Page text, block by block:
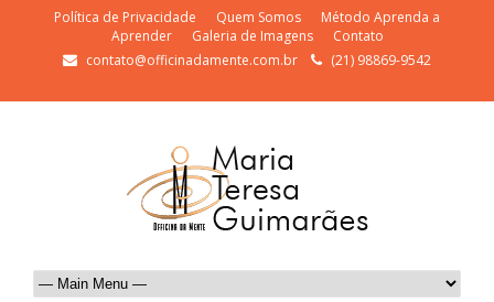
Política de Privacidade Quem Somos
Método Aprenda a
Aprender
Galeria de Imagens
Contato
contato@officinadamente.com.br
(21) 98869-9542